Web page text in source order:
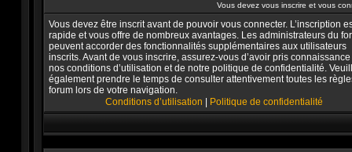
Vous devez vous inscrire et vous
Vous devez être inscrit avant de pouvoir vous connecter. L’inscription
rapide et vous offre de nombreux avantages. Les administrateurs du
peuvent accorder des fonctionnalités supplémentaires aux utilisateurs
inscrits. Avant de vous inscrire, assurez-vous d’avoir pris
nos conditions d’utilisation et de notre politique de confidentialité.
également prendre le temps de consulter attentivement toutes les
forum lors de votre navigation.
Conditions d’utilisation
Politique de confidentialité